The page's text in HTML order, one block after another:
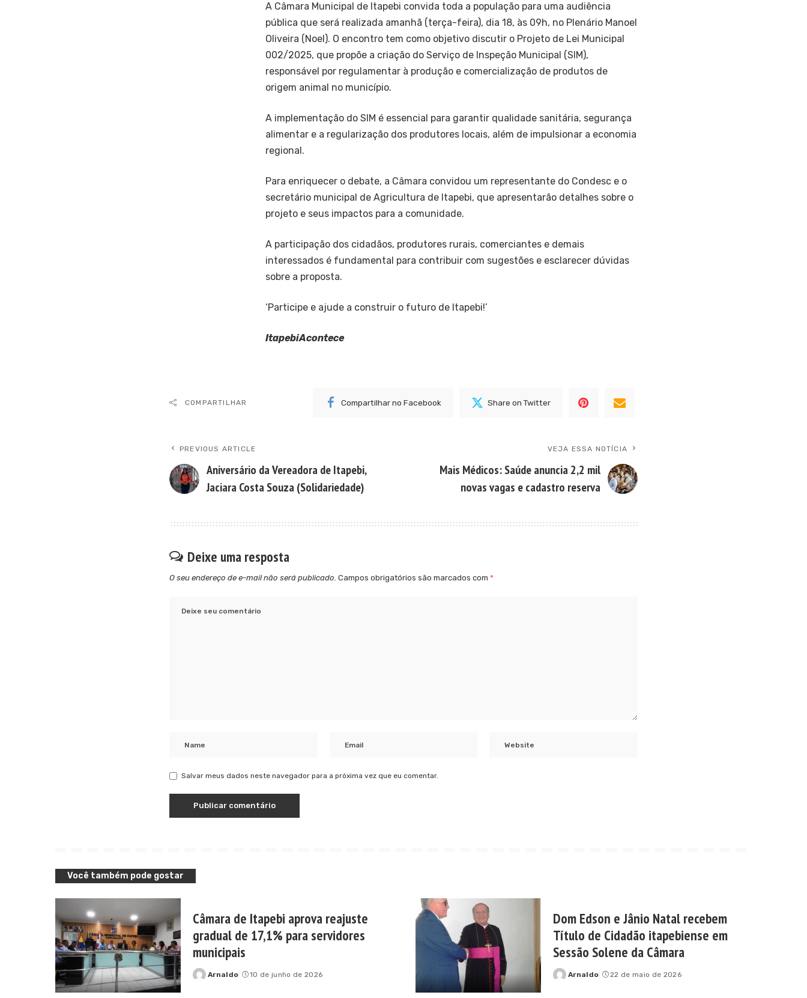
A Câmara Municipal de Itapebi convida toda a população para uma audiência
pública que será realizada amanhã (terça-feira), dia 18, às 09h, no Plenário Manoel
Oliveira (Noel). O encontro tem como objetivo discutir o Projeto de Lei Municipal
002/2025, que propõe a criação do Serviço de Inspeção Municipal (SIM),
responsável por regulamentar à produção e comercialização de produtos de
origem animal no município.
A implementação do SIM é essencial para garantir qualidade sanitária, segurança
alimentar e a regularização dos produtores locais, além de impulsionar a economia
regional.
Para enriquecer o debate, a Câmara convidou um representante do Condesc e o
secretário municipal de Agricultura de Itapebi, que apresentarão detalhes sobre o
projeto e seus impactos para a comunidade.
A participação dos cidadãos, produtores rurais, comerciantes e demais
interessados é fundamental para contribuir com sugestões e esclarecer dúvidas
sobre a proposta.
‘Participe e ajude a construir o futuro de Itapebi!’
ItapebiAcontece
COMPARTILHAR Compartilhar no Facebook Share on Twitter
PREVIOUS ARTICLE
Aniversário da Vereadora de Itapebi,
Jaciara Costa Souza (Solidariedade)
VEJA ESSA NOTÍCIA
Mais Médicos: Saúde anuncia 2,2 mil
novas vagas e cadastro reserva
Deixe uma resposta
O seu endereço de e-mail não será publicado. Campos obrigatórios são marcados com *
Salvar meus dados neste navegador para a próxima vez que eu comentar.
Você também pode gostar
Câmara de Itapebi aprova reajuste
gradual de 17,1% para servidores
municipais
Posted
Arnaldo 10 de junho de 2026
Dom Edson e Jânio Natal recebem
Título de Cidadão itapebiense em
Sessão Solene da Câmara
Posted
Arnaldo 22 de maio de 2026